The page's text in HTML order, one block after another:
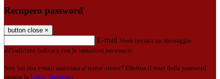
Recupero password
button close ×
E-mail Verrà inviato un messaggio
all'indirizzo indicato con le istruzioni necessarie.
Non hai una e-mail associata al nome utente? Effettua il reset della password
tramite la Login Spaggiari